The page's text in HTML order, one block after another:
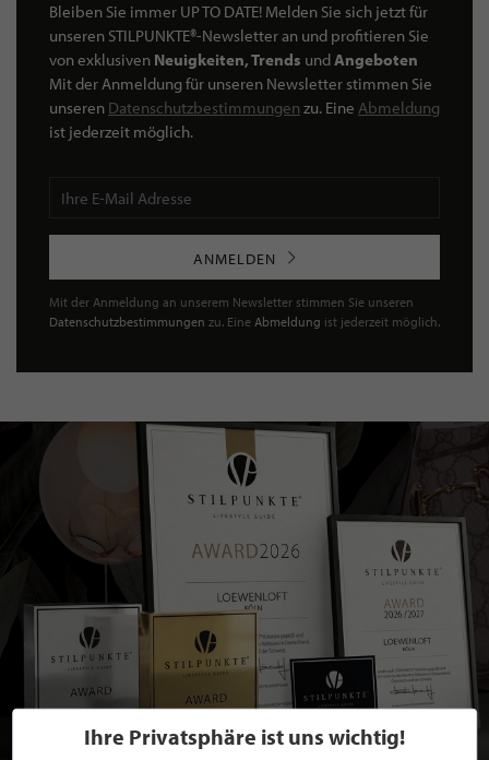
Bleiben Sie immer UP TO DATE! Melden Sie sich jetzt für
unseren STILPUNKTE®-Newsletter an und profitieren Sie
von exklusiven Neuigkeiten, Trends undAngeboten
Mit der Anmeldung für unseren Newsletter stimmen Sie
unseren Datenschutzbestimmungen zu. Eine Abmeldung
ist jederzeit möglich.
ANMELDEN
Mit der Anmeldung an unserem Newsletter stimmen Sie unseren
Datenschutzbestimmungen zu. Eine Abmeldung ist jederzeit möglich.
Ihre Privatsphäre ist uns wichtig!